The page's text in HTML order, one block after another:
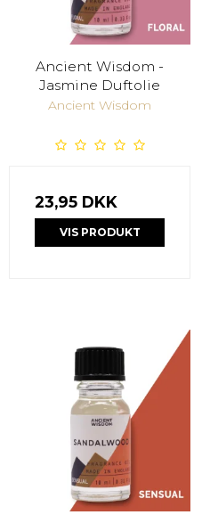
Ancient Wisdom -
Jasmine Duftolie
Ancient Wisdom
23,95 DKK
VIS PRODUKT